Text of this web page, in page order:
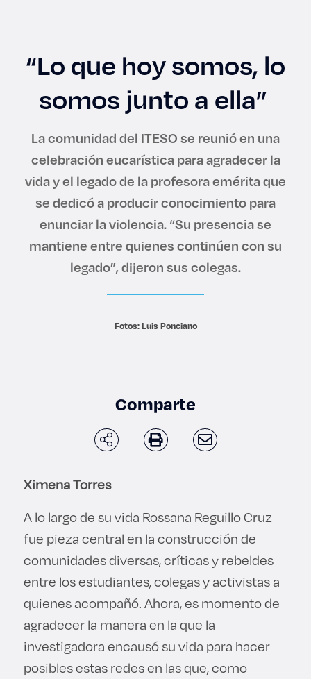
CRUCE
Derecho
Lo más buscado
Sustentabilidad
“Lo que hoy somos, lo
somos junto a ella”
La comunidad del ITESO se reunió en una
celebración eucarística para agradecer la
vida y el legado de la profesora emérita que
se dedicó a producir conocimiento para
enunciar la violencia. “Su presencia se
mantiene entre quienes continúen con su
legado”, dijeron sus colegas.
Fotos: Luis Ponciano
Comparte
Ximena Torres
A lo largo de su vida Rossana Reguillo Cruz
fue pieza central en la construcción de
comunidades diversas, críticas y rebeldes
entre los estudiantes, colegas y activistas a
quienes acompañó. Ahora, es momento de
agradecer la manera en la que la
investigadora encausó su vida para hacer
posibles estas redes en las que, como